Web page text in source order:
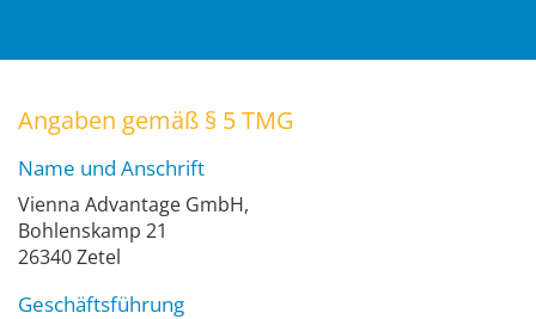
Angaben gemäß § 5 TMG
Name und Anschrift
Vienna Advantage GmbH,
Bohlenskamp 21
26340 Zetel
Geschäftsführung